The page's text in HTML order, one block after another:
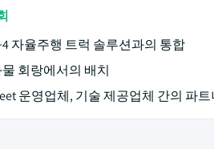
자율주행 트럭 솔루션과의 통합
회랑에서의 배치
운영업체, 기술 제공업체 간의 파트